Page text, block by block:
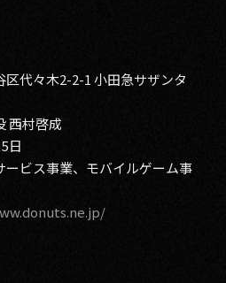
代々木2-2-1 小田急サザンタ
村啓成
日
ビス事業、モバイルゲーム事